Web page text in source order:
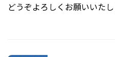
どうぞよろしくお願いいたし